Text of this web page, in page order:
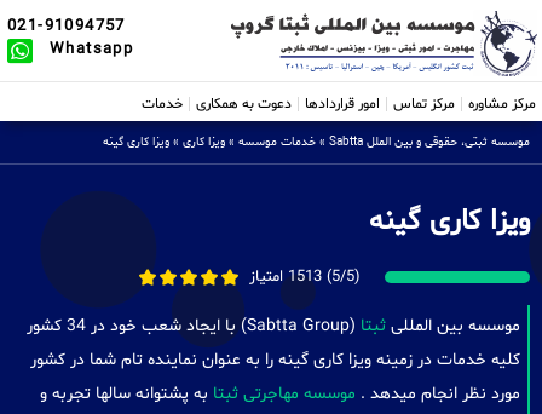
021-91094757
Whatsapp
مرکز مشاوره مرکز تماس امور قراردادها دعوت به همکاری خدمات
موسسه ثبتی، حقوقی و بین الملل Sabtta » خدمات موسسه » ویزا کاری » ویزا کاری گینه
ویزا کاری گینه
(5/5) 1513 امتیاز
موسسه بین المللی ثبتا
(Sabtta Group) با ایجاد شعب خود در 34 کشور
کلیه خدمات در زمینه ویزا کاری گینه را به عنوان نماینده تام شما در کشور
مورد نظر انجام میدهد . موسسه مهاجرتی ثبتا به پشتوانه سالها تجربه و